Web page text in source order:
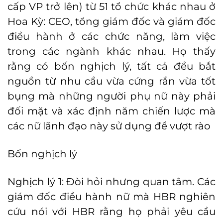
cấp VP trở lên) từ 51 tổ chức khác nhau ở
Hoa Kỳ: CEO, tổng giám đốc và giám đốc
điều hành ở các chức năng, làm việc
trong các ngành khác nhau. Họ thấy
rằng có bốn nghịch lý, tất cả đều bắt
nguồn từ nhu cầu vừa cứng rắn vừa tốt
bụng mà những người phụ nữ này phải
đối mặt và xác định năm chiến lược mà
các nữ lãnh đạo này sử dụng để vượt rào
Bốn nghịch lý
Nghịch lý 1: Đòi hỏi nhưng quan tâm. Các
giám đốc điều hành nữ mà HBR nghiên
cứu nói với HBR rằng họ phải yêu cầu